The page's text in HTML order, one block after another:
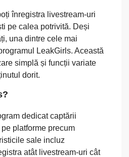
înregistra livestream-uri
pe calea potrivită. Deși
una dintre cele mai
LeakGirls. Această
simplă și funcții variate
dorit.
dedicat captării
platforme precum
sale incluz
atât livestream-uri cât